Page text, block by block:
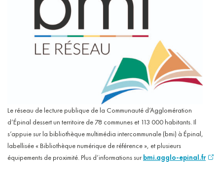
Le réseau de lecture publique de la Communauté d’Agglomération
d’Épinal dessert un territoire de 78 communes et 113 000 habitants. Il
s’appuie sur la bibliothèque multimédia intercommunale (bmi) à Épinal,
labellisée « Bibliothèque numérique de référence », et plusieurs
équipements de proximité. Plus d’informations sur bmi.agglo-epinal.fr